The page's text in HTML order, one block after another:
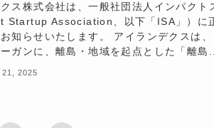
ス株式会社は、一般社団法人インパクト
Startup Association、以下「ISA」）に
知らせいたします。 アイランデクスは
ガンに、離島・地域を起点とした「離島
2025